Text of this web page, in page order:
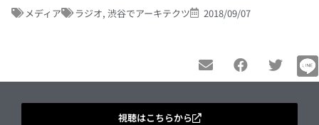
メディア ラジオ, 渋谷でアーキテクツ 2018/09/07
視聴はこちらから